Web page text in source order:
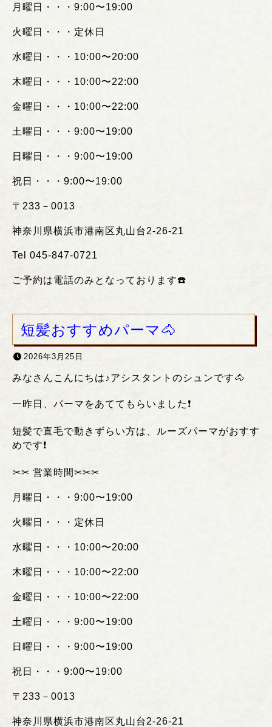
月曜日・・・ 9:00〜19:00
火曜日・・・定休日
水曜日・・・ 10:00〜20:00
木曜日・・・ 10:00〜22:00
金曜日・・・ 10:00〜22:00
土曜日・・・ 9:00〜19:00
日曜日・・・ 9:00〜19:00
祝日・・・ 9:00〜19:00
〒 233 － 0013
神奈川県横浜市港南区丸山台 2-26-21
Tel 045-847-0721
ご予約は電話のみとなっております☎️
短髪おすすめパーマ🐴
2026年3月25日
みなさんこんにちは♪アシスタントのシュンです🐴
一昨日、パーマをあててもらいました❗️
短髪で直毛で動きずらい方は、ルーズパーマがおすす
めです❗️
︎✂︎✂︎ 営業時間✂︎✂︎✂︎
月曜日・・・ 9:00〜19:00
火曜日・・・定休日
水曜日・・・ 10:00〜20:00
木曜日・・・ 10:00〜22:00
金曜日・・・ 10:00〜22:00
土曜日・・・ 9:00〜19:00
日曜日・・・ 9:00〜19:00
祝日・・・ 9:00〜19:00
〒 233 － 0013
神奈川県横浜市港南区丸山台 2-26-21